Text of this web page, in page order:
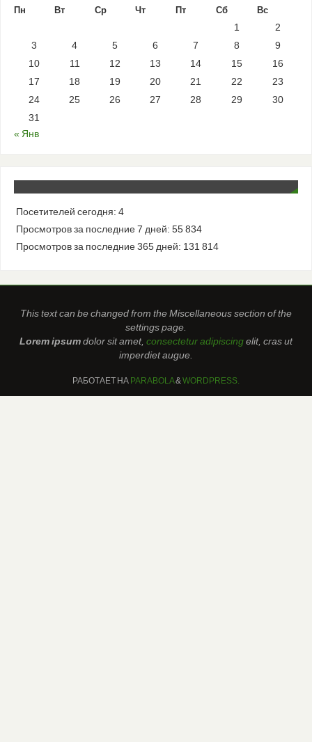
Пн
Вт Ср Чт Пт Сб Вс
1
2
3
4 5 6 7 8
9
10
11 12 13 14 15
16
17
18 19 20 21 22
23
24
25 26 27 28 29
30
31
« Янв
Посетителей сегодня: 4
Просмотров за последние 7 дней: 55 834
Просмотров за последние 365 дней: 131 814
This text can be changed from the Miscellaneous section of the
settings page.
Lorem ipsumdolor sit amet, consectetur adipiscingelit, cras ut
imperdiet augue.
РАБОТАЕТ НА PARABOLA&WORDPRESS.